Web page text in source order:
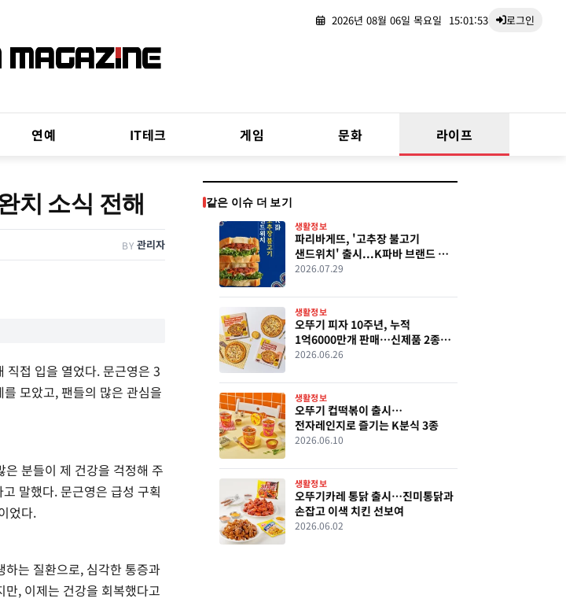
2026년 08월 06일 목요일 15:01:54 로그인
연예 IT테크 게임 문화 라이프
치 소식 전해
BY 관리자
직접 입을 열었다. 문근영은 3
모았고, 팬들의 많은 관심을
분들이 제 건강을 걱정해 주
말했다. 문근영은 급성 구획
었다.
는 질환으로, 심각한 통증과
, 이제는 건강을 회복했다고
같은 이슈 더 보기
생활정보
파리바게뜨, '고추장 불고기
샌드위치' 출시...K파바 브랜드 첫
샌드위치 공개
2026.07.29
생활정보
오뚜기 피자 10주년, 누적
1억6000만개 판매…신제품 2종
출시
2026.06.26
생활정보
오뚜기 컵떡볶이 출시…
전자레인지로 즐기는 K분식 3종
2026.06.10
생활정보
오뚜기카레 통닭 출시…진미통닭과
손잡고 이색 치킨 선보여
2026.06.02